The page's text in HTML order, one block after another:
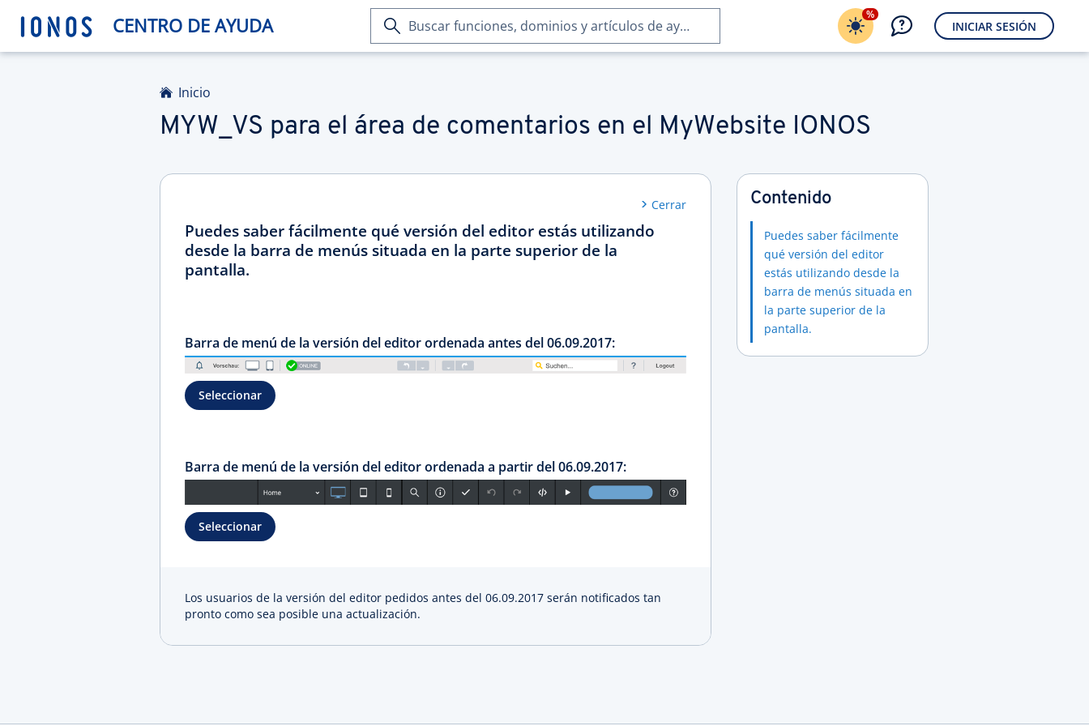
CENTRO DE AYUDA
Buscar
funciones,
ayuda
%
INICIAR SESIÓN
Inicio
MYW_VS para el área de comentarios en el MyWebsite IONOS
Cerrar
Puedes saber fácilmente qué versión del editor estás utilizando
desde la barra de menús situada en la parte superior de la
pantalla.
Barra de menú de la versión del editor ordenada antes del 06.09.2017:
Seleccionar
Barra de menú de la versión del editor ordenada a partir del 06.09.2017:
Seleccionar
Los usuarios de la versión del editor pedidos antes del 06.09.2017 serán notificados tan
pronto como sea posible una actualización.
Contenido
Puedes saber fácilmente
qué versión del editor
estás utilizando desde la
barra de menús situada en
la parte superior de la
pantalla.